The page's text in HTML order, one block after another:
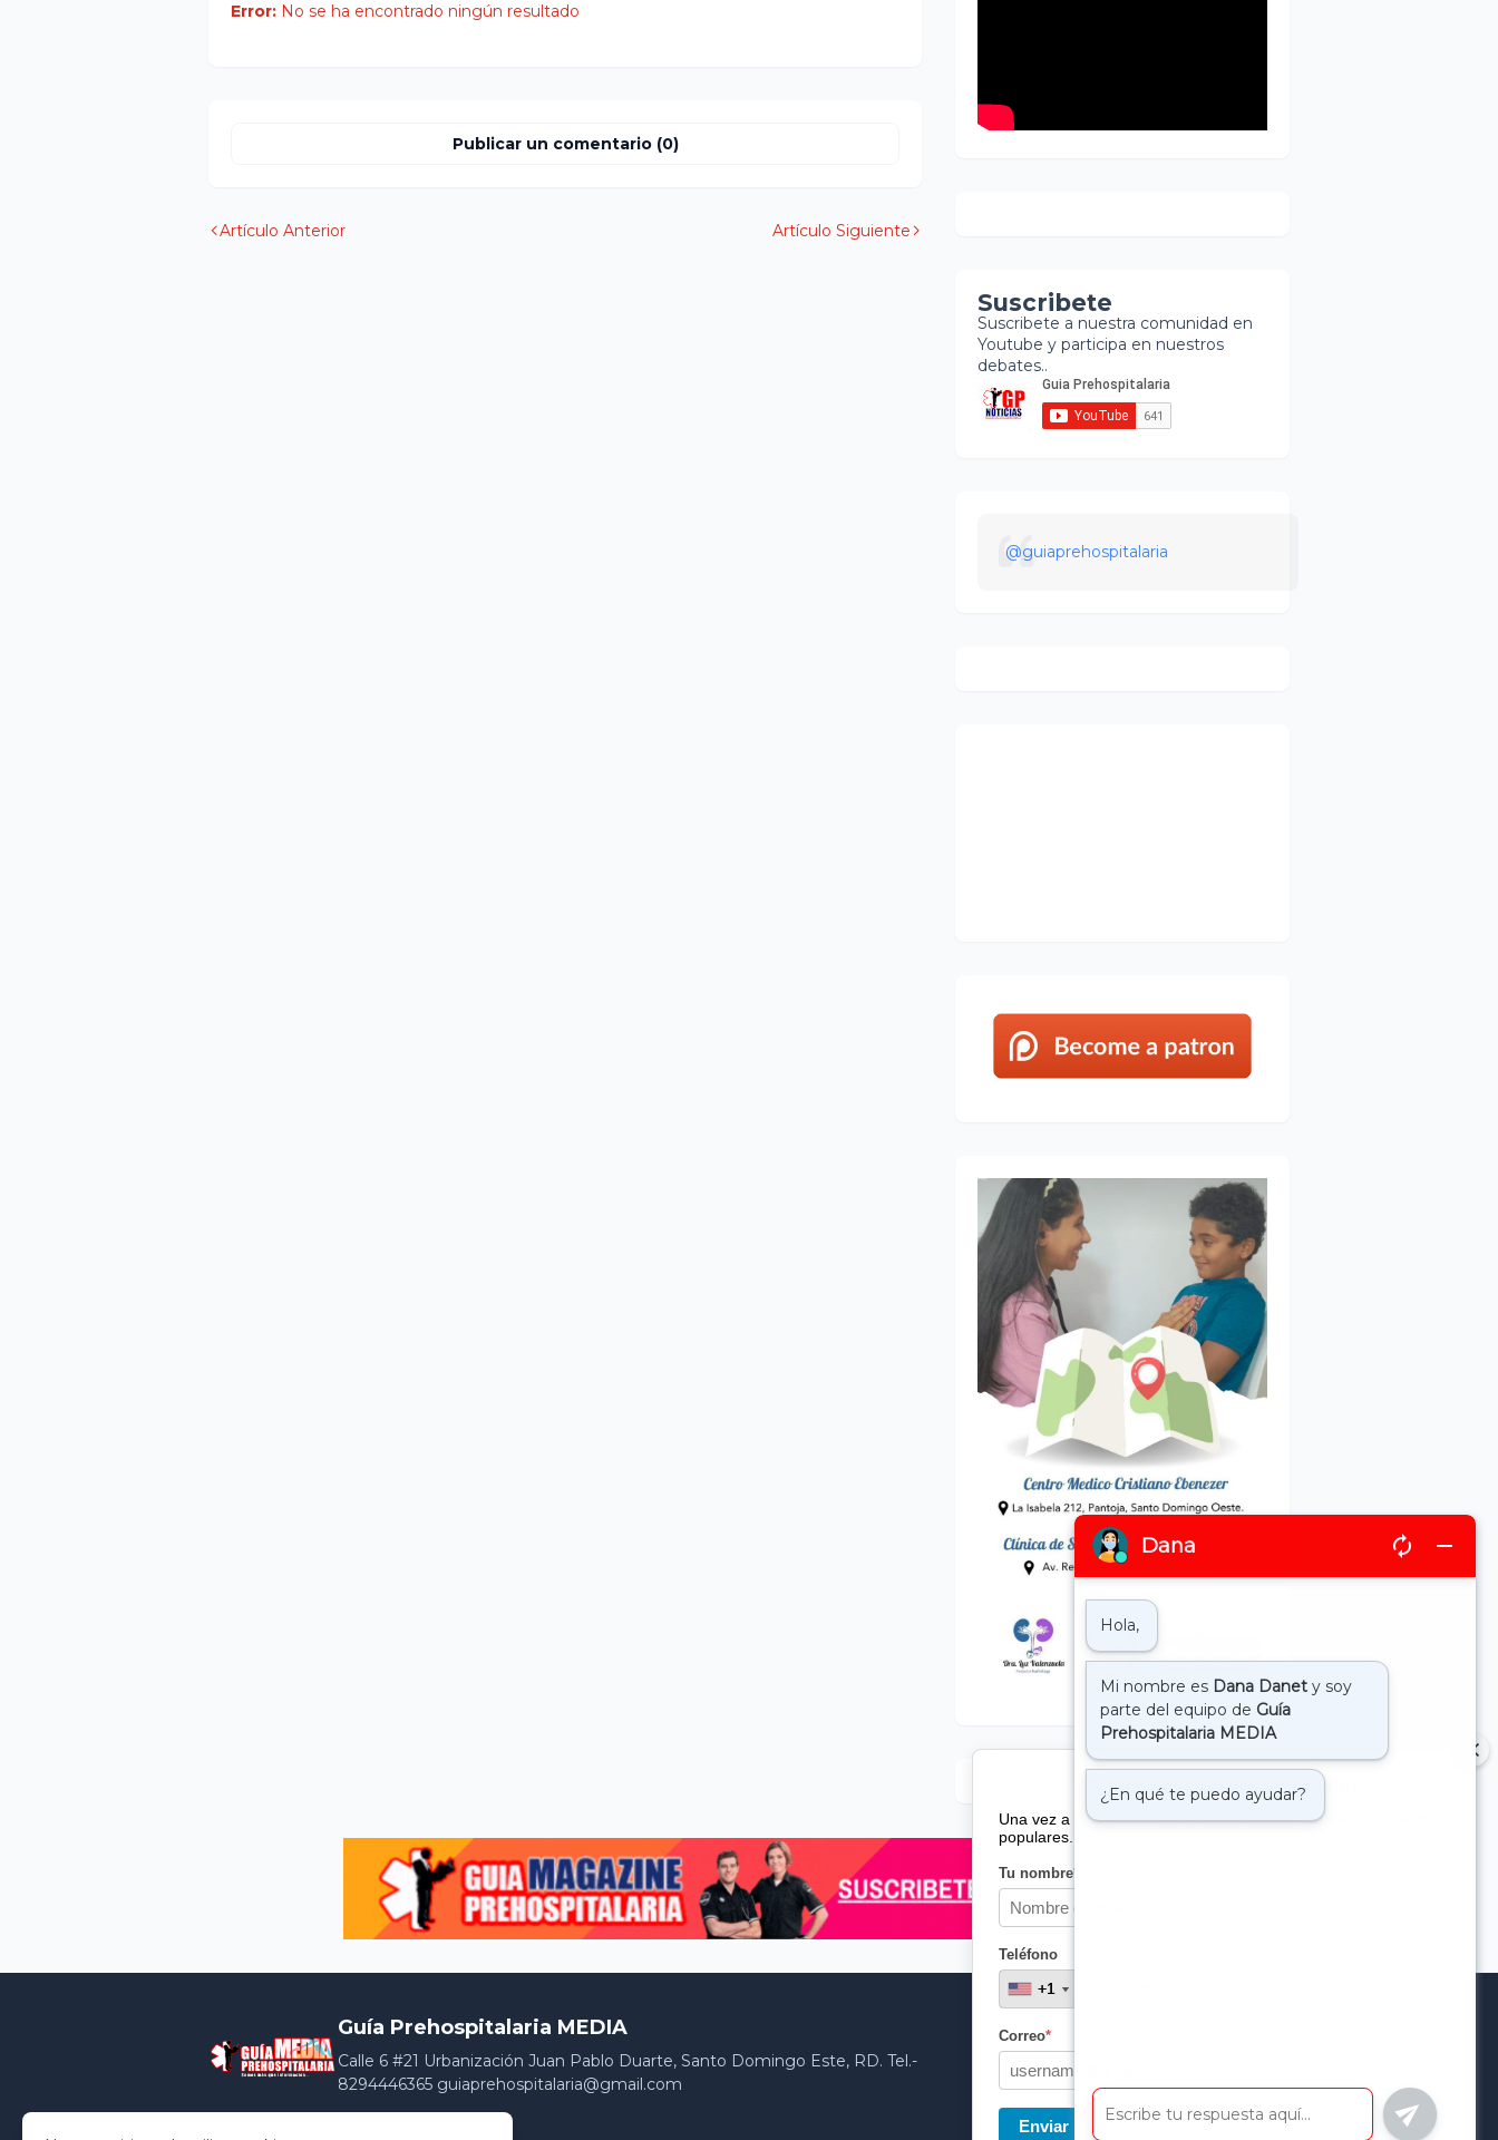
Error: No se ha encontrado ningún resultado
Publicar un comentario (0)
Artículo Anterior Artículo Siguiente
Suscribete
Suscribete a nuestra comunidad en
Youtube y participa en nuestros
debates..
@guiaprehospitalaria
Suscribete a nuestro boletin
Una vez a la semana enviamos un correo con los artículos más
populares.
Tu nombre*
Teléfono
+1
+1
Correo*
Enviar
Guía Prehospitalaria MEDIA
Calle 6 #21 Urbanización Juan Pablo Duarte, Santo Domingo Este, RD. Tel.-
8294446365 guiaprehospitalaria@gmail.com